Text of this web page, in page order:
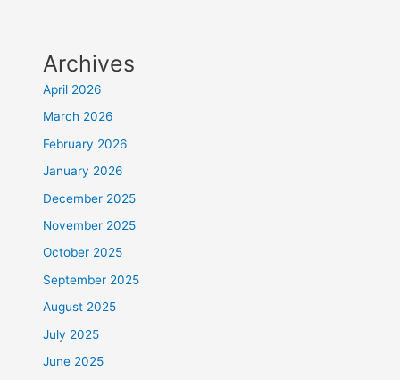
Archives
April 2026
March 2026
February 2026
January 2026
December 2025
November 2025
October 2025
September 2025
August 2025
July 2025
June 2025